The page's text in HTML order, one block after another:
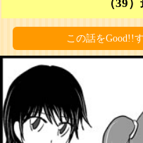
（39
この話をGood!!